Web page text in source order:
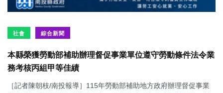
社會 綜合新聞
本縣榮獲勞動部補助辦理督促事業單位遵守勞動條件法令業
務考核丙組甲等佳績
［記者陳朝枝/南投報導］115年勞動部補助地方政府辦理督促事業